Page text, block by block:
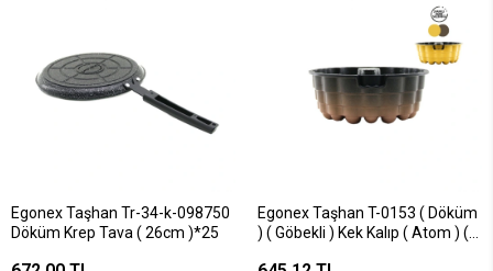
Egonex Taşhan Tr-34-k-098750
Döküm Krep Tava ( 26cm )*25
Egonex Taşhan T-0153 ( Döküm
) ( Göbekli ) Kek Kalıp ( Atom ) (